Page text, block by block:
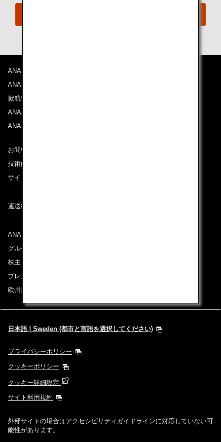
ANAについて
ANAからのお知らせ
就航都市
ANAがお約束する体験
ANAマイレージクラブ
お問い合わせ
技術的なお問い合わせ（推奨環境）
サイトマップ
運送約款
ANAグループについて
グループ企業一覧
株主・投資家情報
プレスリリース
欧州採用情報
日本語 | Sweden (都市と言語を選択してください)
プライバシーポリシー
クッキーポリシー
クッキー詳細設定
サイト利用規約
外部サイトの場合はアクセシビリティガイドラインに対応していない可
能性があります。